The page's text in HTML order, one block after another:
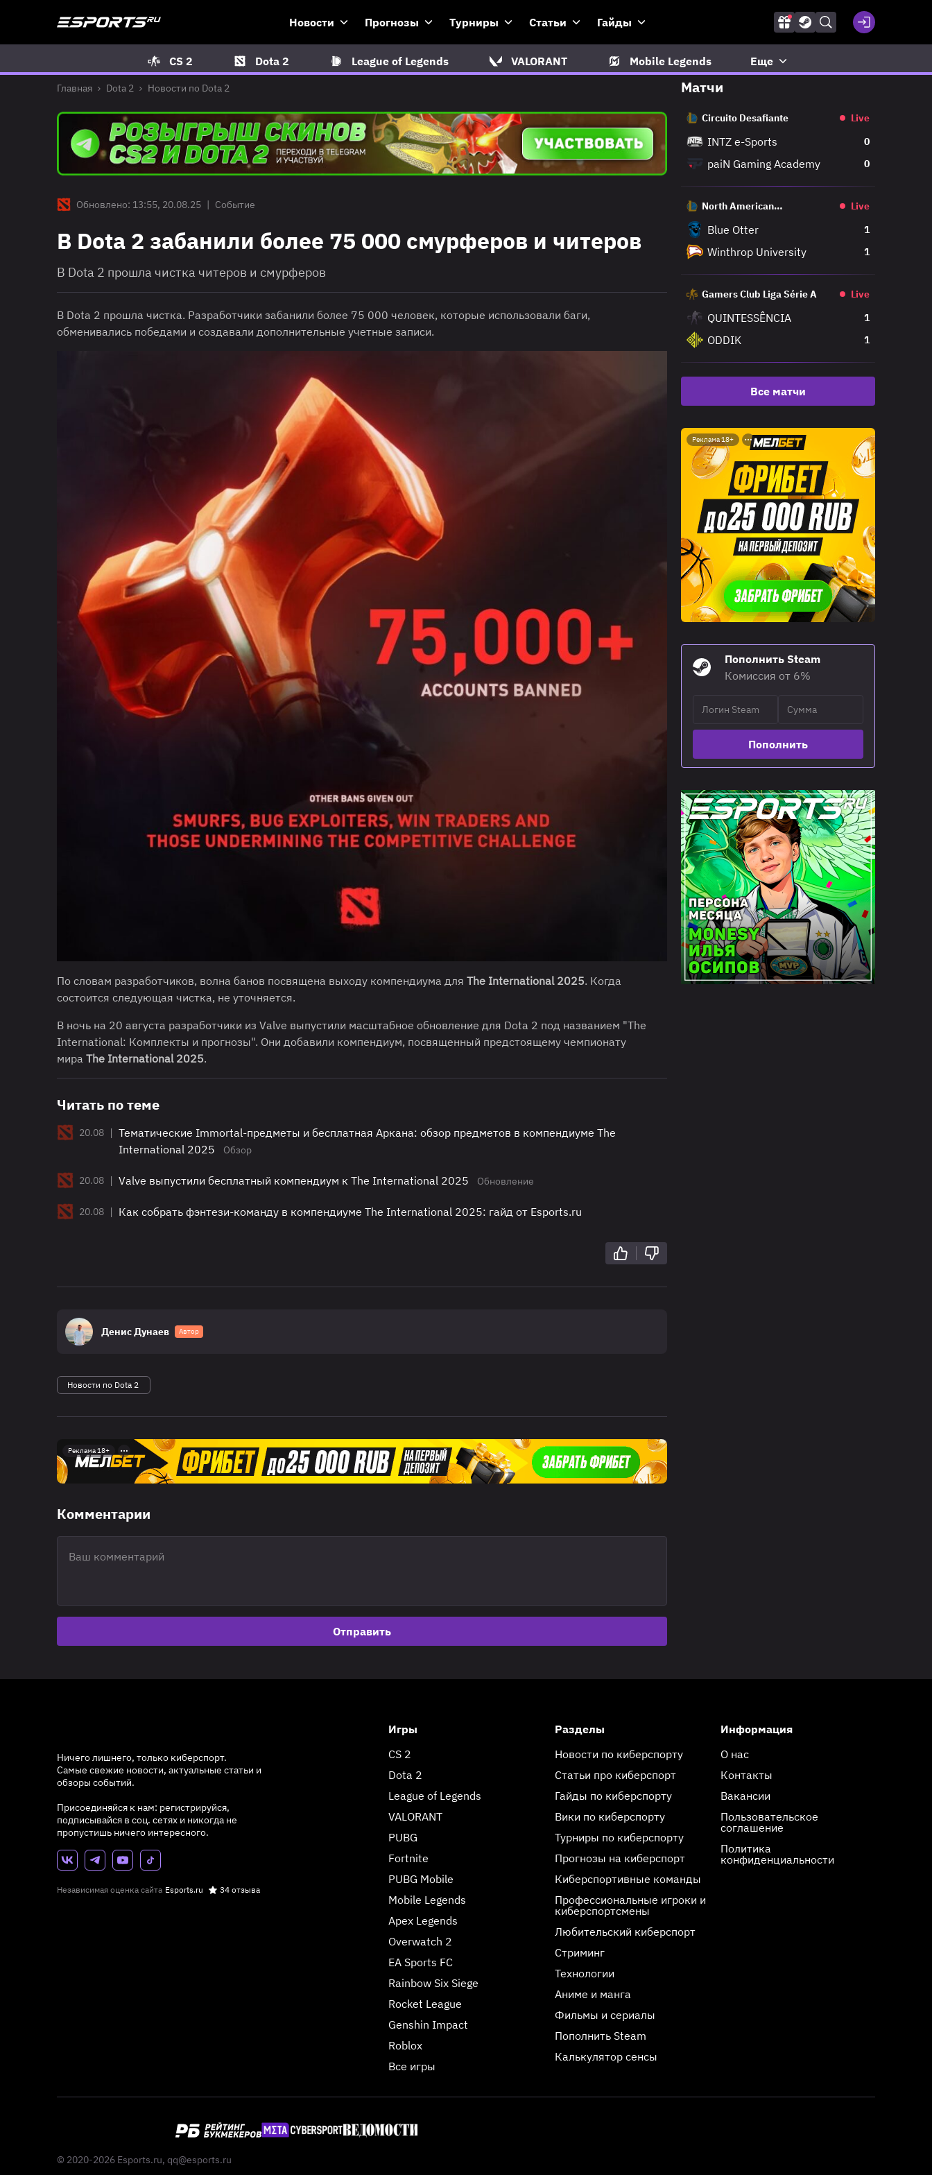
Новости Прогнозы Турниры Статьи Гайды
CS 2 Dota 2 League of Legends VALORANT Mobile Legends Еще
Главная Dota 2 Новости по Dota 2
Обновлено: 13:55, 20.08.25 | Событие
В Dota 2 забанили более 75 000 смурферов и читеров
В Dota 2 прошла чистка читеров и смурферов
В Dota 2 прошла чистка. Разработчики забанили более 75 000 человек, которые использовали баги,
обменивались победами и создавали дополнительные учетные записи.
По словам разработчиков, волна банов посвящена выходу компендиума для The International 2025. Когда
состоится следующая чистка, не уточняется.
В ночь на 20 августа разработчики из Valve выпустили масштабное обновление для Dota 2 под названием "The
International: Комплекты и прогнозы". Они добавили компендиум, посвященный предстоящему чемпионату
мира The International 2025.
Читать по теме
20.08 | Тематические Immortal-предметы и бесплатная Аркана: обзор предметов в компендиуме The
International 2025
Обзор
20.08 | Valve выпустили бесплатный компендиум к The International 2025 Обновление
20.08 | Как собрать фэнтези-команду в компендиуме The International 2025: гайд от Esports.ru
Денис Дунаев Автор
Новости по Dota 2
Реклама 18+
Комментарии
Отправить
Матчи
Circuito Desafiante Live
INTZ e-Sports 0
paiN Gaming Academy 0
North American
Live
Blue Otter 1
Winthrop University 1
Gamers Club Liga Série A Live
QUINTESSÊNCIA 1
ODDIK 1
Все матчи
Реклама 18+
Пополнить Steam
Комиссия от 6%
Пополнить
Ничего лишнего, только киберспорт.
Самые свежие новости, актуальные статьи и
обзоры событий.
Присоединяйся к нам: регистрируйся,
подписывайся в соц. сетях и никогда не
пропустишь ничего интересного.
Независимая оценка сайта Esports.ru 34 отзыва
Игры
CS 2
Dota 2
League of Legends
VALORANT
PUBG
Fortnite
PUBG Mobile
Mobile Legends
Apex Legends
Overwatch 2
EA Sports FC
Rainbow Six Siege
Rocket League
Genshin Impact
Roblox
Все игры
Разделы
Новости по киберспорту
Статьи про киберспорт
Гайды по киберспорту
Вики по киберспорту
Турниры по киберспорту
Прогнозы на киберспорт
Киберспортивные команды
Профессиональные игроки и
киберспортсмены
Любительский киберспорт
Стриминг
Технологии
Аниме и манга
Фильмы и сериалы
Пополнить Steam
Калькулятор сенсы
Информация
О нас
Контакты
Вакансии
Пользовательское
соглашение
Политика
конфиденциальности
© 2020-2026 Esports.ru, qq@esports.ru